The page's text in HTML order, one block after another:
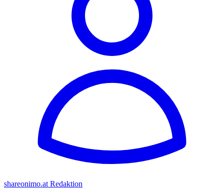
shareonimo.at Redaktion